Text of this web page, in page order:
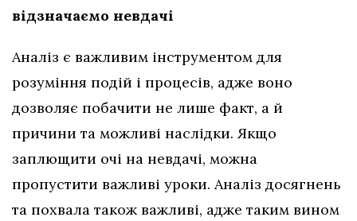
відзначаємо невдачі
Аналіз є важливим інструментом для
розуміння подій і процесів, адже воно
дозволяє побачити не лише факт, а й
причини та можливі наслідки. Якщо
заплющити очі на невдачі, можна
пропустити важливі уроки. Аналіз досягнень
та похвала також важливі, адже таким вином